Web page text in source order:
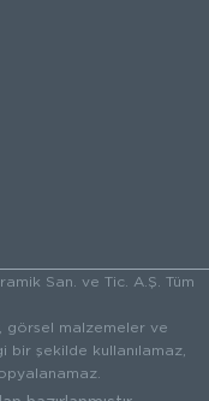
San. ve Tic. A.Ş. Tüm
görsel malzemeler ve
bir şekilde kullanılamaz,